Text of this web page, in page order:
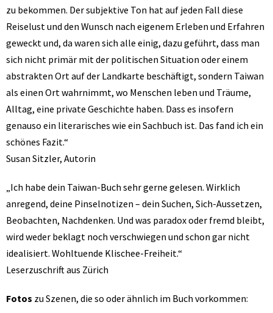
zu bekommen. Der subjektive Ton hat auf jeden Fall diese
Reiselust und den Wunsch nach eigenem Erleben und Erfahren
geweckt und, da waren sich alle einig, dazu geführt, dass man
sich nicht primär mit der politischen Situation oder einem
abstrakten Ort auf der Landkarte beschäftigt, sondern Taiwan
als einen Ort wahrnimmt, wo Menschen leben und Träume,
Alltag, eine private Geschichte haben. Dass es insofern
genauso ein literarisches wie ein Sachbuch ist. Das fand ich ein
schönes Fazit.“
Susan Sitzler, Autorin
„Ich habe dein Taiwan-Buch sehr gerne gelesen. Wirklich
anregend, deine Pinselnotizen – dein Suchen, Sich-Aussetzen,
Beobachten, Nachdenken. Und was paradox oder fremd bleibt,
wird weder beklagt noch verschwiegen und schon gar nicht
idealisiert. Wohltuende Klischee-Freiheit.“
Leserzuschrift aus Zürich
Fotos zu Szenen, die so oder ähnlich im Buch vorkommen: